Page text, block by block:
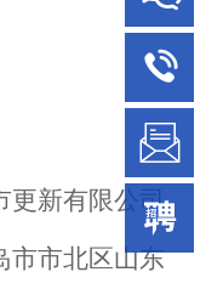
更新有限公司
市市北区山东